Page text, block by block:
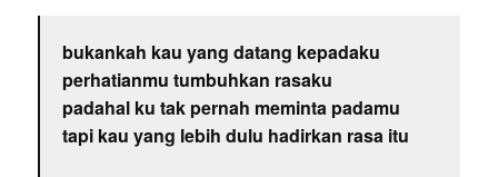
bukankah kau yang datang kepadaku
perhatianmu tumbuhkan rasaku
padahal ku tak pernah meminta padamu
tapi kau yang lebih dulu hadirkan rasa itu